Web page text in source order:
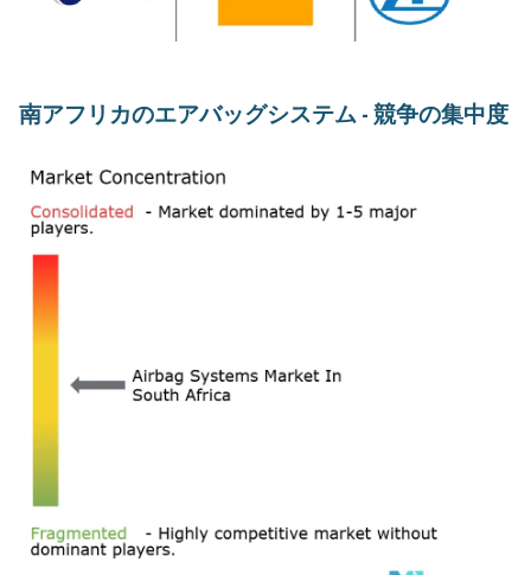
南アフリカのエアバッグシステム - 競争の集中度